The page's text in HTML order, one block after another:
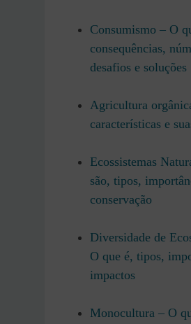
Consumismo – O
consequências,
desafios e soluções
Agricultura
características e
Ecossistemas
são, tipos,
conservação
Diversidade de
O que é, tipos,
impactos
Monocultura – O